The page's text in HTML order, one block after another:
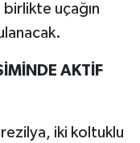
uçağın
AKTİF
iki koltuklu